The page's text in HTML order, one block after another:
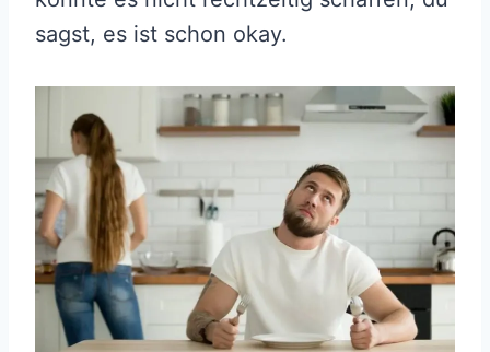
sagst, es ist schon okay.